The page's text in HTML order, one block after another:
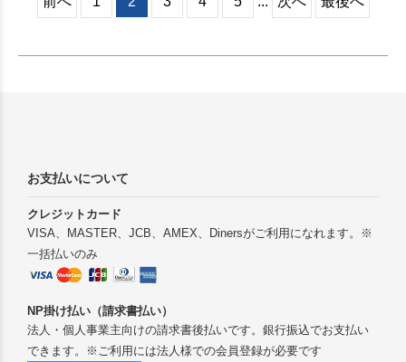
お支払いについて
クレジットカード
VISA、MASTER、JCB、AMEX、Dinersがご利用になれます。※
一括払いのみ
NP掛け払い（請求書払い）
法人・個人事業主向けの請求書後払いです。銀行振込でお支払い
できます。※ご利用には法人様での会員登録が必要です